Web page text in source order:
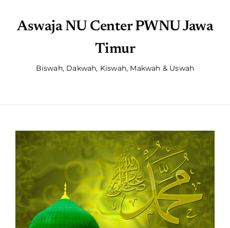
Aswaja NU Center PWNU Jawa
Timur
Biswah, Dakwah, Kiswah, Makwah & Uswah